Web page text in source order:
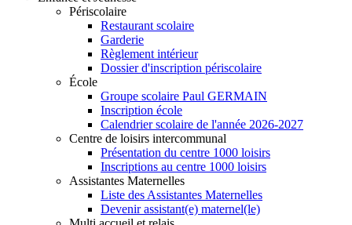
Périscolaire
Restaurant scolaire
Garderie
Règlement intérieur
Dossier d'inscription périscolaire
École
Groupe scolaire Paul GERMAIN
Inscription école
Calendrier scolaire de l'année 2026-2027
Centre de loisirs intercommunal
Présentation du centre 1000 loisirs
Inscriptions au centre 1000 loisirs
Assistantes Maternelles
Liste des Assistantes Maternelles
Devenir assistant(e) maternel(le)